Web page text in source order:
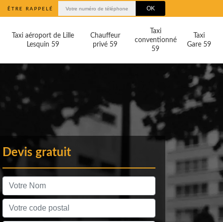
ÊTRE RAPPELÉ
Taxi aéroport de Lille
Lesquin 59
Chauffeur
privé 59
Taxi
conventionné
59
Taxi
Gare 59
Devis gratuit